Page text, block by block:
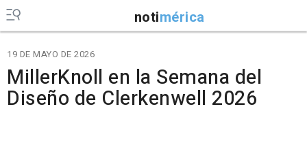
notimérica
19 DE MAYO DE 2026
MillerKnoll en la Semana del
Diseño de Clerkenwell 2026